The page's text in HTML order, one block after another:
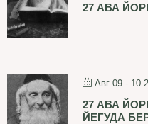
27 АВА
Авг 09 - 10
27 АВА
ЙЕГУДА